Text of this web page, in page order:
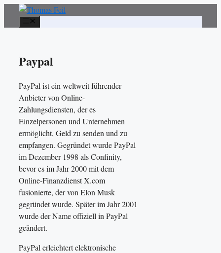
Paypal
PayPal ist ein weltweit führender
Anbieter von Online-
Zahlungsdiensten, der es
Einzelpersonen und Unternehmen
ermöglicht, Geld zu senden und zu
empfangen. Gegründet wurde PayPal
im Dezember 1998 als Confinity,
bevor es im Jahr 2000 mit dem
Online-Finanzdienst X.com
fusionierte, der von Elon Musk
gegründet wurde. Später im Jahr 2001
wurde der Name offiziell in PayPal
geändert.
PayPal erleichtert elektronische